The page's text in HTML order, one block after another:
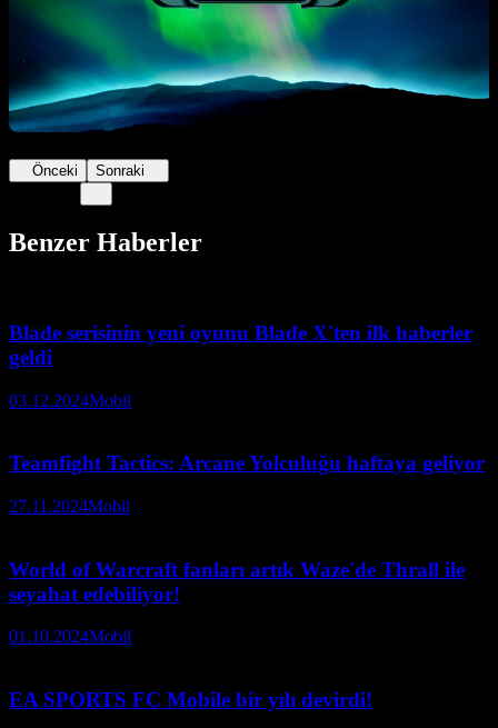
Önceki Sonraki
Benzer Haberler
Blade serisinin yeni oyunu Blade X'ten ilk haberler
geldi
03.12.2024Mobil
Teamfight Tactics: Arcane Yolculuğu haftaya geliyor
27.11.2024Mobil
World of Warcraft fanları artık Waze'de Thrall ile
seyahat edebiliyor!
01.10.2024Mobil
EA SPORTS FC Mobile bir yılı devirdi!